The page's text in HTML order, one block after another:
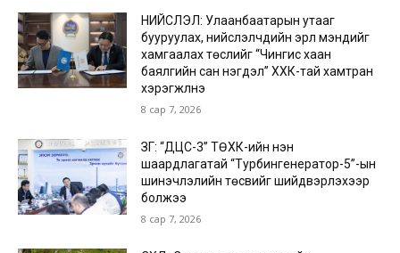
НИЙСЛЭЛ: Улаанбаатарын утааг
бууруулах, нийслэлчүүдийн эрүүл мэндийг
хамгаалах төслийг “Чингис хаан
баялгийн сан нэгдэл” ХХК-тай хамтран
хэрэгжүүлнэ
8 сар 7, 2026
ЗГ: “ДЦС-3” ТӨХК-ийн нэн
шаардлагатай “Турбингенератор-5”-ын
шинэчлэлийн төсвийг шийдвэрлэхээр
болжээ
8 сар 7, 2026